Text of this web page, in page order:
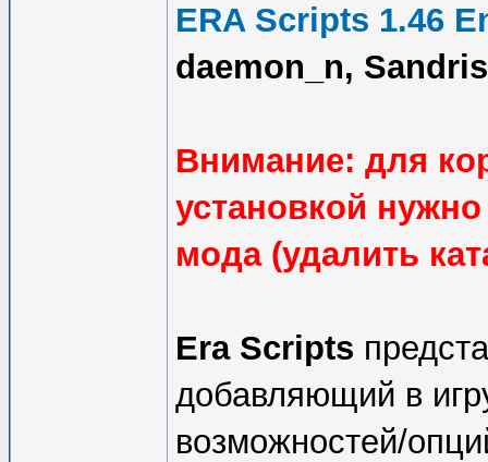
ERA Scripts 1.46
daemon_n,
Внимание: для
установкой
мода (удалить
Era Scripts
добавляющий в
возможностей/